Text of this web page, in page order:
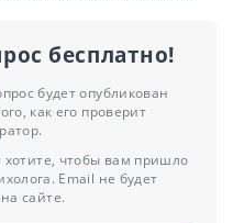
бесплатно!
будет опубликован
как его проверит
хотите, чтобы вам пришло
Email не будет
сайте.